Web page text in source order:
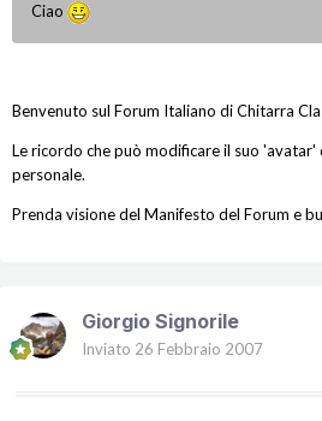
Ciao
Benvenuto sul Forum Italiano di Chitarra
Le ricordo che può modificare il suo
personale.
Prenda visione del Manifesto del Forum e
Giorgio Signorile
Inviato 26 Febbraio 2007